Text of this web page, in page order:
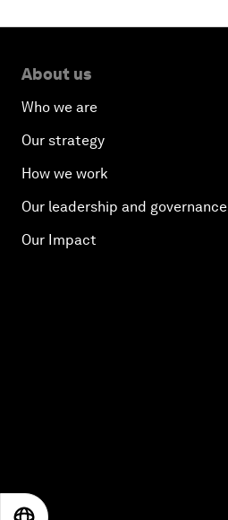
About us
Who we are
Our strategy
How we work
Our leadership and governance
Our Impact